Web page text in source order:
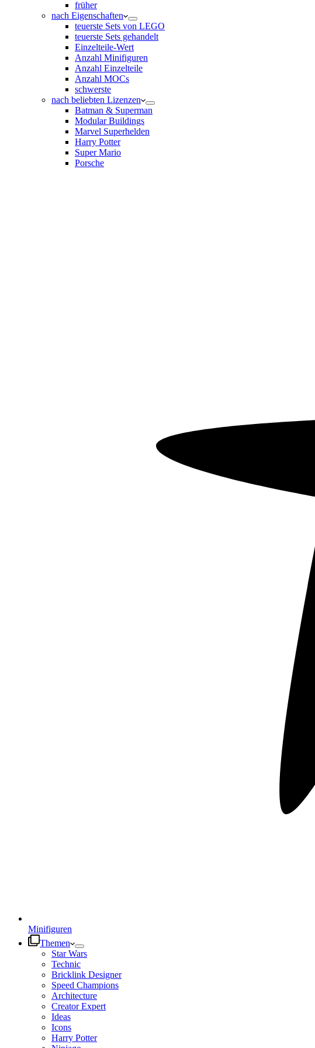
früher
nach Eigenschaften
teuerste Sets von LEGO
teuerste Sets gehandelt
Einzelteile-Wert
Anzahl Minifiguren
Anzahl Einzelteile
Anzahl MOCs
schwerste
nach beliebten Lizenzen
Batman & Superman
Modular Buildings
Marvel Superhelden
Harry Potter
Super Mario
Porsche
Minifiguren
Themen
Star Wars
Technic
Bricklink Designer
Speed Champions
Architecture
Creator Expert
Ideas
Icons
Harry Potter